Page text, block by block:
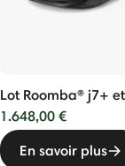
Lot Roomba® j7+
1.648,00 €
En savoir plus